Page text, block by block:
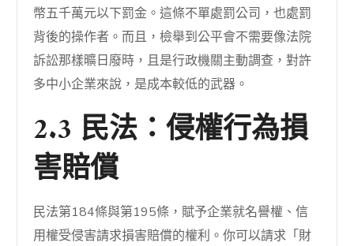
幣五千萬元以下罰金。這條不單處罰公司，也處罰
背後的操作者。而且，檢舉到公平會不需要像法院
訴訟那樣曠日廢時，且是行政機關主動調查，對許
多中小企業來說，是成本較低的武器。
2.3 民法：侵權行為損
害賠償
民法第184條與第195條，賦予企業就名譽權、信
用權受侵害請求損害賠償的權利。你可以請求「財